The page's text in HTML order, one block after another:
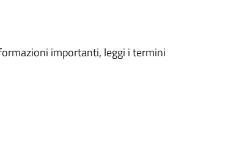
importanti, leggi i termini